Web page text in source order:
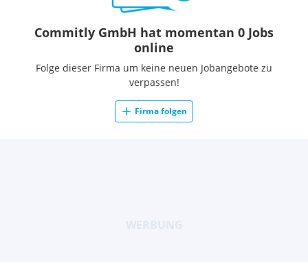
Commitly GmbH hat momentan 0 Jobs
online
Folge dieser Firma um keine neuen Jobangebote zu
verpassen!
Firma folgen